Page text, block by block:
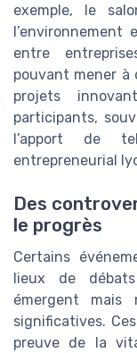
exemple, le
l’environnement
entre
pouvant mener
projets
participants,
l’apport de
entrepreneurial
Des
le progrès
Certains
lieux de
émergent mais
significatives.
preuve de la